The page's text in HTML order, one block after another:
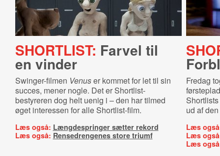
SHORTLIST: Farvel til
en vinder
Swinger-filmen Venuser kommet for let til sin
succes, mener nogle. Det er Shortlist-
bestyreren dog helt uenig i – den har tilmed
øget interessen for alle Shortlist-film.
Læs også: Længdespringer sætter rekord
Læs også: Rensedrengenes store triumf
Fredag
ud af
Læs
Læs
Læs